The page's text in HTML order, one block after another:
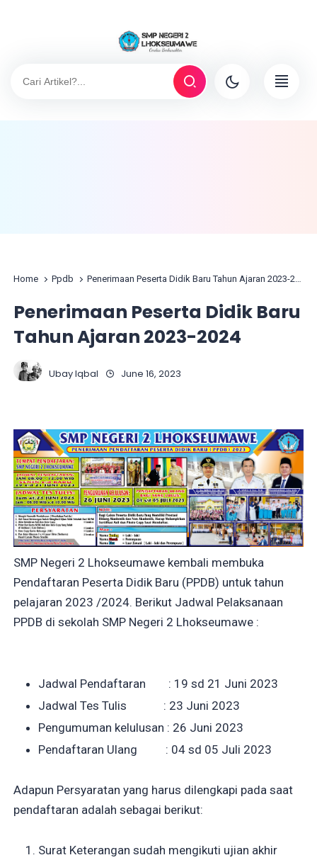
Home Ppdb Penerimaan Peserta Didik Baru Tahun Ajaran 2023-2024
Penerimaan Peserta Didik Baru
Tahun Ajaran 2023-2024
Ubay Iqbal June 16, 2023
SMP Negeri 2 Lhokseumawe kembali membuka
Pendaftaran Peserta Didik Baru (PPDB) untuk tahun
pelajaran 2023 /2024. Berikut Jadwal Pelaksanaan
PPDB di sekolah SMP Negeri 2 Lhokseumawe :
Jadwal Pendaftaran : 19 sd 21 Juni 2023
Jadwal Tes Tulis : 23 Juni 2023
Pengumuman kelulusan : 26 Juni 2023
Pendaftaran Ulang : 04 sd 05 Juli 2023
Adapun Persyaratan yang harus dilengkapi pada saat
pendaftaran adalah sebagai berikut:
Surat Keterangan sudah mengikuti ujian akhir